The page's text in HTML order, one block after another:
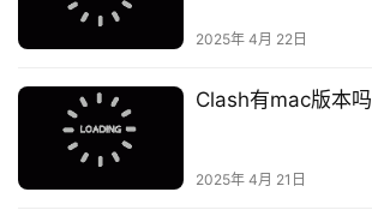
2025年 4月 22日
Clash有mac版本吗
2025年 4月 21日